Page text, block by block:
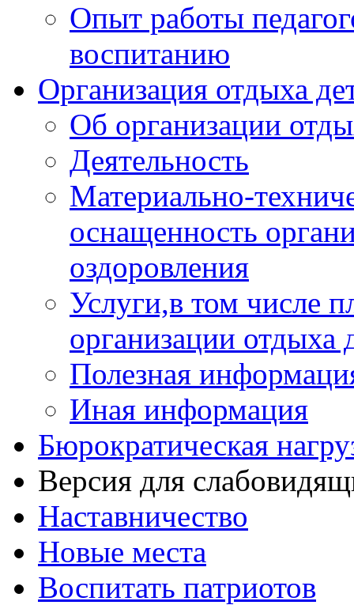
Опыт работы
воспитанию
Организация отдыха
Об организации
Деятельность
Материально-
оснащенность
оздоровления
Услуги,в том числе
организации отдыха
Полезная
Иная информация
Бюрократическая
Версия для
Наставничество
Новые места
Воспитать патриотов